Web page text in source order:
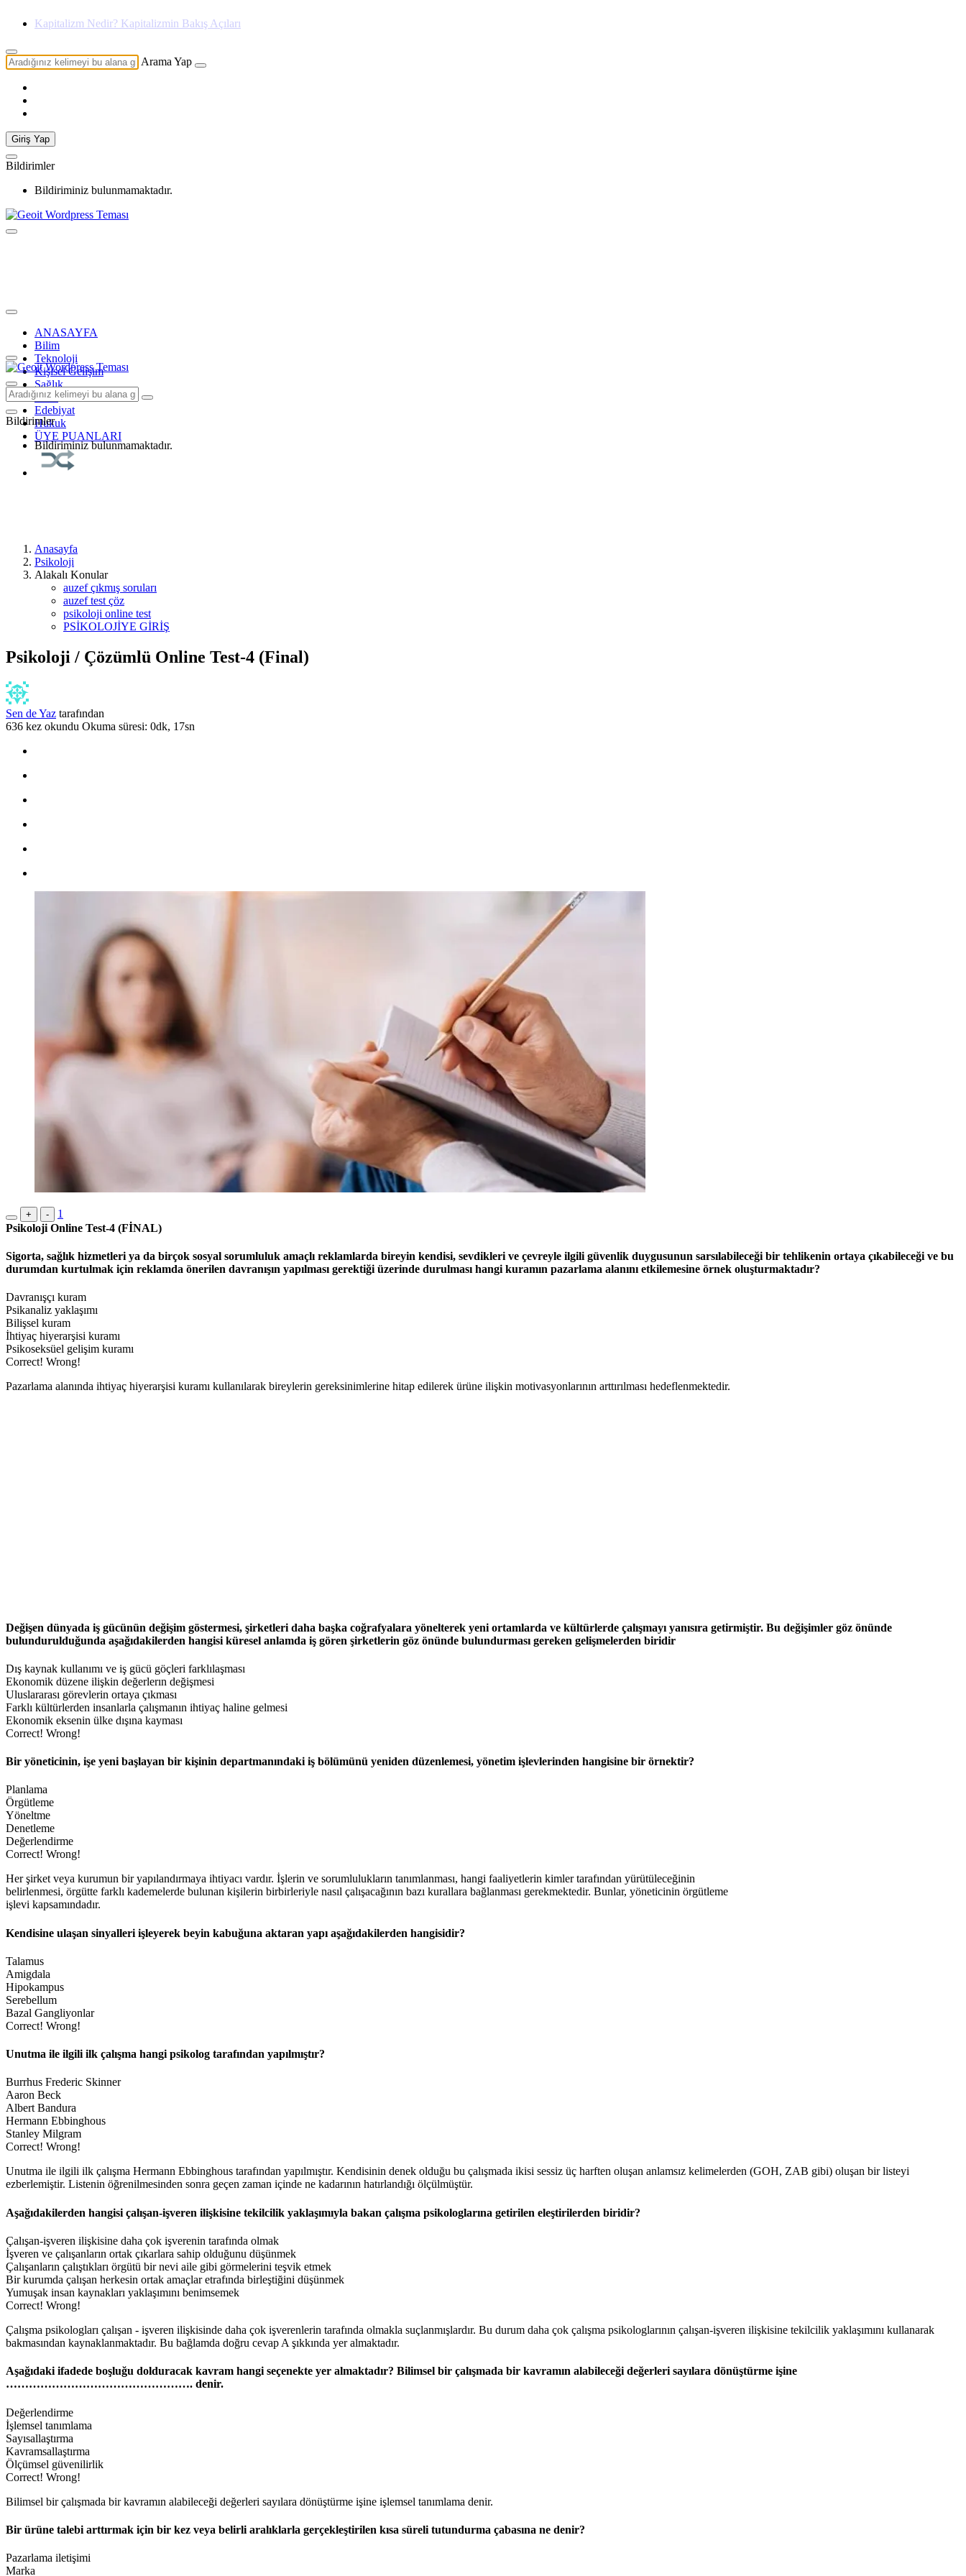
Evrenin Sonu Hakkında Ba
Arama Yap
Giriş Yap
Bildirimler
Bildiriminiz bulunmamaktadır.
ANASAYFA
Bilim
Teknoloji
Kişisel Gelişim
Sağlık
Tarih
Edebiyat
Hukuk
ÜYE PUANLARI
Bildirimler
Bildiriminiz bulunmamaktadır.
Anasayfa
Psikoloji
Alakalı Konular
auzef çıkmış soruları
auzef test çöz
psikoloji online test
PSİKOLOJİYE GİRİŞ
Psikoloji / Çözümlü Online Test-4 (Final)
Sen de Yaz tarafından
636 kez okundu Okuma süresi: 0dk, 17sn
+ -
1
Psikoloji Online Test-4 (FİNAL)
Sigorta, sağlık hizmetleri ya da birçok sosyal sorumluluk amaçlı reklamlarda bireyin kendisi, sevdikleri ve çevreyle ilgili güvenlik duygusunun sarsılabileceği bir tehlikenin ortaya çıkabileceği ve bu
durumdan kurtulmak için reklamda önerilen davranışın yapılması gerektiği üzerinde durulması hangi kuramın pazarlama alanını etkilemesine örnek oluşturmaktadır?
Davranışçı kuram
Psikanaliz yaklaşımı
Bilişsel kuram
İhtiyaç hiyerarşisi kuramı
Psikoseksüel gelişim kuramı
Correct! Wrong!
Pazarlama alanında ihtiyaç hiyerarşisi kuramı kullanılarak bireylerin gereksinimlerine hitap edilerek ürüne ilişkin motivasyonlarının arttırılması hedeflenmektedir.
Değişen dünyada iş gücünün değişim göstermesi, şirketleri daha başka coğrafyalara yönelterek yeni ortamlarda ve kültürlerde çalışmayı yanısıra getirmiştir. Bu değişimler göz önünde
bulundurulduğunda aşağıdakilerden hangisi küresel anlamda iş gören şirketlerin göz önünde bulundurması gereken gelişmelerden biridir
Dış kaynak kullanımı ve iş gücü göçleri farklılaşması
Ekonomik düzene ilişkin değerlerın değişmesi
Uluslararası görevlerin ortaya çıkması
Farklı kültürlerden insanlarla çalışmanın ihtiyaç haline gelmesi
Ekonomik eksenin ülke dışına kayması
Correct! Wrong!
Bir yöneticinin, işe yeni başlayan bir kişinin departmanındaki iş bölümünü yeniden düzenlemesi, yönetim işlevlerinden hangisine bir örnektir?
Planlama
Örgütleme
Yöneltme
Denetleme
Değerlendirme
Correct! Wrong!
Her şirket veya kurumun bir yapılandırmaya ihtiyacı vardır. İşlerin ve sorumlulukların tanımlanması, hangi faaliyetlerin kimler tarafından yürütüleceğinin
belirlenmesi, örgütte farklı kademelerde bulunan kişilerin birbirleriyle nasıl çalışacağının bazı kurallara bağlanması gerekmektedir. Bunlar, yöneticinin örgütleme
işlevi kapsamındadır.
Kendisine ulaşan sinyalleri işleyerek beyin kabuğuna aktaran yapı aşağıdakilerden hangisidir?
Talamus
Amigdala
Hipokampus
Serebellum
Bazal Gangliyonlar
Correct! Wrong!
Unutma ile ilgili ilk çalışma hangi psikolog tarafından yapılmıştır?
Burrhus Frederic Skinner
Aaron Beck
Albert Bandura
Hermann Ebbinghous
Stanley Milgram
Correct! Wrong!
Unutma ile ilgili ilk çalışma Hermann Ebbinghous tarafından yapılmıştır. Kendisinin denek olduğu bu çalışmada ikisi sessiz üç harften oluşan anlamsız kelimelerden (GOH, ZAB gibi) oluşan bir listeyi
ezberlemiştir. Listenin öğrenilmesinden sonra geçen zaman içinde ne kadarının hatırlandığı ölçülmüştür.
Aşağıdakilerden hangisi çalışan-işveren ilişkisine tekilcilik yaklaşımıyla bakan çalışma psikologlarına getirilen eleştirilerden biridir?
Çalışan-işveren ilişkisine daha çok işverenin tarafında olmak
İşveren ve çalışanların ortak çıkarlara sahip olduğunu düşünmek
Çalışanların çalıştıkları örgütü bir nevi aile gibi görmelerini teşvik etmek
Bir kurumda çalışan herkesin ortak amaçlar etrafında birleştiğini düşünmek
Yumuşak insan kaynakları yaklaşımını benimsemek
Correct! Wrong!
Çalışma psikologları çalışan - işveren ilişkisinde daha çok işverenlerin tarafında olmakla suçlanmışlardır. Bu durum daha çok çalışma psikologlarının çalışan-işveren ilişkisine tekilcilik yaklaşımını kullanarak
bakmasından kaynaklanmaktadır. Bu bağlamda doğru cevap A şıkkında yer almaktadır.
Aşağıdaki ifadede boşluğu dolduracak kavram hangi seçenekte yer almaktadır? Bilimsel bir çalışmada bir kavramın alabileceği değerleri sayılara dönüştürme işine
…………………………………………. denir.
Değerlendirme
İşlemsel tanımlama
Sayısallaştırma
Kavramsallaştırma
Ölçümsel güvenilirlik
Correct! Wrong!
Bilimsel bir çalışmada bir kavramın alabileceği değerleri sayılara dönüştürme işine işlemsel tanımlama denir.
Bir ürüne talebi arttırmak için bir kez veya belirli aralıklarla gerçekleştirilen kısa süreli tutundurma çabasına ne denir?
Pazarlama iletişimi
Marka